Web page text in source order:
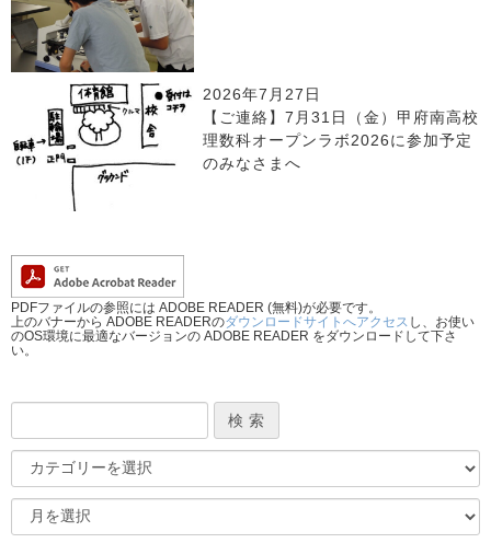
2026年7月27日
【ご連絡】7月31日（金）甲府南高校
理数科オープンラボ2026に参加予定
のみなさまへ
PDFファイルの参照には ADOBE READER (無料)が必要です。
上のバナーから ADOBE READERのダウンロードサイトへアクセス し、お使い
のOS環境に最適なバージョンの ADOBE READER をダウンロードして下さ
い。